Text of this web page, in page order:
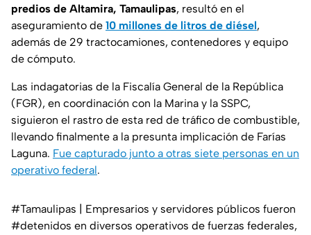
predios de Altamira, Tamaulipas, resultó en el
aseguramiento de 10 millones de litros de diésel,
además de 29 tractocamiones, contenedores y equipo
de cómputo.
Las indagatorias de la Fiscalía General de la República
(FGR), en coordinación con la Marina y la SSPC,
siguieron el rastro de esta red de tráfico de combustible,
llevando finalmente a la presunta implicación de Farías
Laguna. Fue capturado junto a otras siete personas en un
operativo federal.
#Tamaulipas | Empresarios y servidores públicos fueron
#detenidos en diversos operativos de fuerzas federales,